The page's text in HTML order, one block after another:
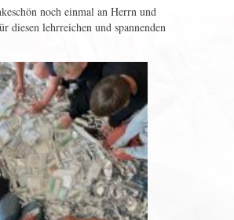
noch einmal an Herrn und
diesen lehrreichen und spannenden